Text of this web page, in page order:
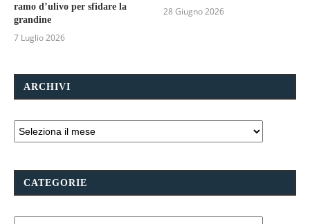
ramo d’ulivo per sfidare la
grandine
7 Luglio 2026
28 Giugno 2026
ARCHIVI
CATEGORIE